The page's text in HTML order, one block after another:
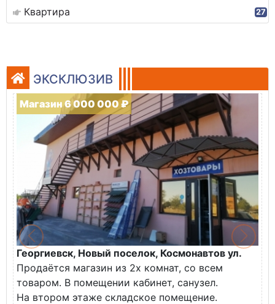
Квартира 27
ЭКСКЛЮЗИВ
Магазин 6 000 000 ₽
Георгиевск, Новый поселок, Космонавтов ул.
Продаётся магазин из 2х комнат, со всем
товаром. В помещении кабинет, санузел.
На втором этаже складское помещение.